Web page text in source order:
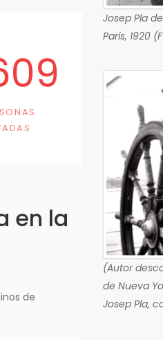
en la
de
Josep Pla
París, 1920
(Autor
de Nueva
Josep Pla,